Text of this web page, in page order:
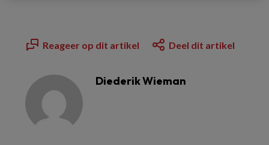
Reageer op dit artikel Deel dit artikel
Diederik Wieman